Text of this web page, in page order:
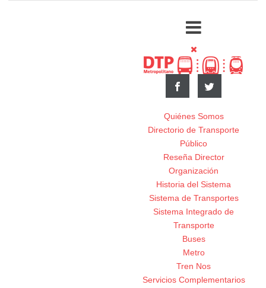
Quiénes Somos
Directorio de Transporte
Público
Reseña Director
Organización
Historia del Sistema
Sistema de Transportes
Sistema Integrado de
Transporte
Buses
Metro
Tren Nos
Servicios Complementarios